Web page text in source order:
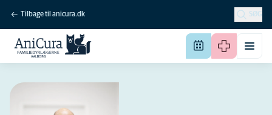
Tilbage til anicura.dk SØG